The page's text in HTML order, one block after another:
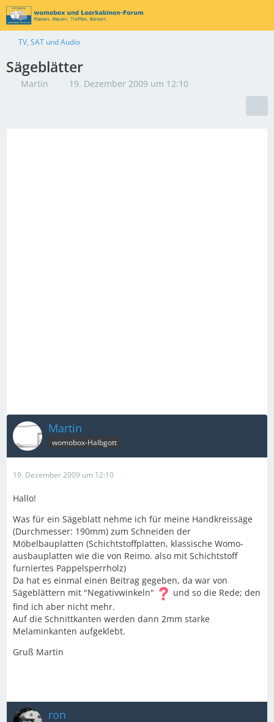
TV, SAT und Audio
Sägeblätter
Martin 19. Dezember 2009 um 12:10
Martin
womobox-Halbgott
19. Dezember 2009 um 12:10
Hallo!
Was für ein Sägeblatt nehme ich für meine Handkreissäge
(Durchmesser: 190mm) zum Schneiden der
Möbelbauplatten (Schichtstoffplatten, klassische Womo-
ausbauplatten wie die von Reimo. also mit Schichtstoff
furniertes Pappelsperrholz)
Da hat es einmal einen Beitrag gegeben, da war von
Sägeblättern mit "Negativwinkeln"
und so die Rede; den
find ich aber nicht mehr.
Auf die Schnittkanten werden dann 2mm starke
Melaminkanten aufgeklebt.
Gruß Martin
ron